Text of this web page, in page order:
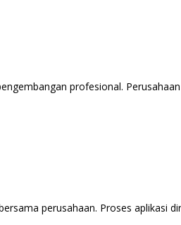
profesional.
perusahaan. Proses aplikasi